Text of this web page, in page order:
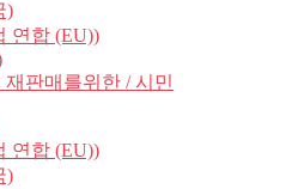
)
연합 (EU))
재판매를위한 / 시민
연합 (EU))
)